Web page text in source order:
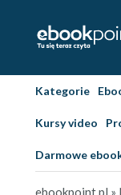
Kategorie
Kursy video
Darmowe
ebookpoint.pl »